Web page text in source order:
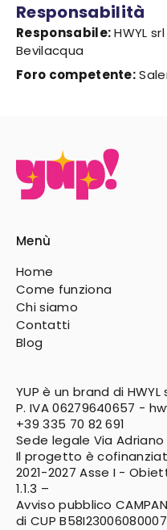
Responsabilità
Responsabile:HWYL
Bevilacqua
Foro competente:
Menù
Home
Come funziona
Chi siamo
Contatti
Blog
YUP è un brand di
P. IVA 06279640657 -
+39 335 70 82 691
Sede legale Via Adriano
Il progetto è cofinanziato
2021-2027 Asse I -
1.1.3 –
Avviso pubblico
di CUP B58I23006080007